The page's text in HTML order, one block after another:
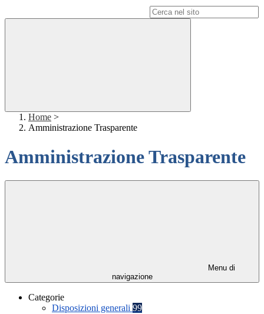
Home >
Amministrazione Trasparente
Amministrazione Trasparente
Menu di
navigazione
Categorie
Disposizioni generali 99